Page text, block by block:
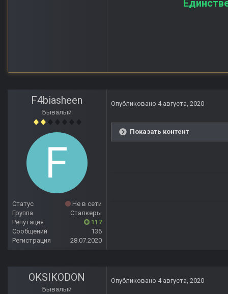
F4biasheen
Бывалый
Статус
Не в сети
Группа
Сталкеры
Репутация
117
Сообщений
136
Регистрация
28.07.2020
Опубликовано 4 августа, 2020
Показать контент
OKSIKODON
Бывалый
Опубликовано 4 августа, 2020